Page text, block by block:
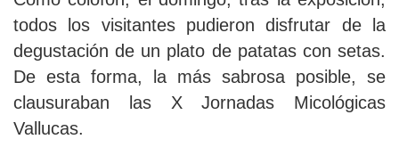
todos los visitantes pudieron disfrutar de la
degustación de un plato de patatas con setas.
De esta forma, la más sabrosa posible, se
clausuraban las X Jornadas Micológicas
Vallucas.